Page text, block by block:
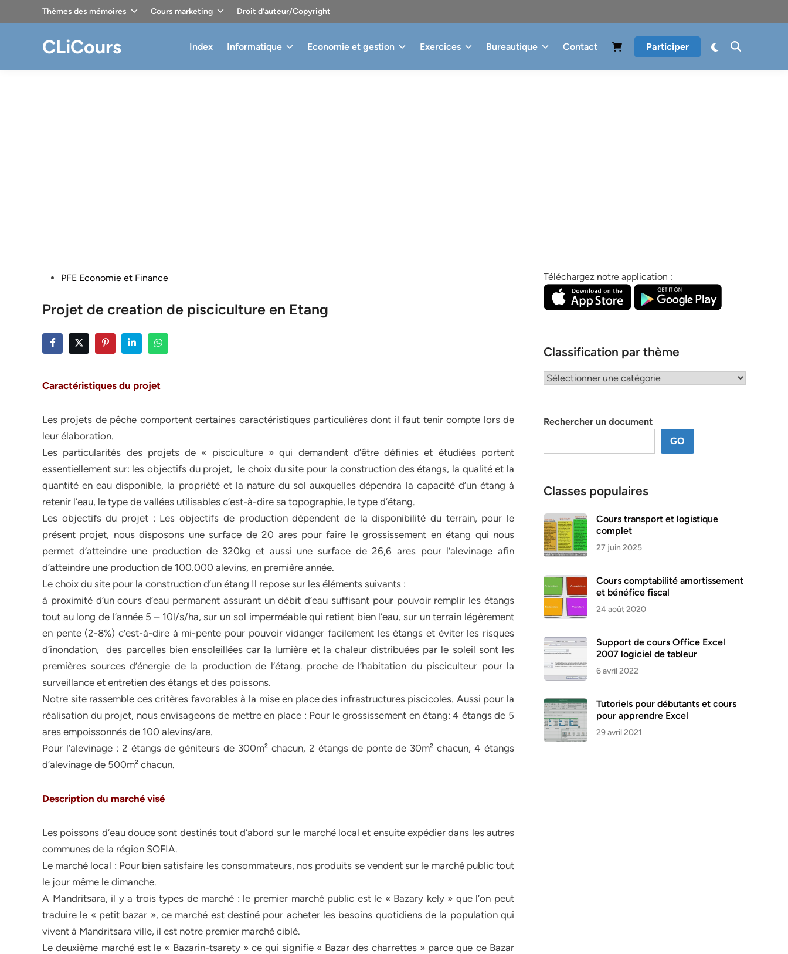
Thèmes des mémoires Cours marketing Droit d’auteur/Copyright
CLiCours Index Informatique Economie et gestion Exercices Bureautique Contact Participer
PostedPFE Economie et Finance
Projet de creation de pisciculture en Etang
Caractéristiques du projet
Les projets de pêche comportent certaines caractéristiques particulières dont il faut tenir compte lors de
leur élaboration.
Les particularités des projets de « pisciculture » qui demandent d’être définies et étudiées portent
essentiellement sur: les objectifs du projet, le choix du site pour la construction des étangs, la qualité et la
quantité en eau disponible, la propriété et la nature du sol auxquelles dépendra la capacité d’un étang à
retenir l’eau, le type de vallées utilisables c’est-à-dire sa topographie, le type d’étang.
Les objectifs du projet : Les objectifs de production dépendent de la disponibilité du terrain, pour le
présent projet, nous disposons une surface de 20 ares pour faire le grossissement en étang qui nous
permet d’atteindre une production de 320kg et aussi une surface de 26,6 ares pour l’alevinage afin
d’atteindre une production de 100.000 alevins, en première année.
Le choix du site pour la construction d’un étang Il repose sur les éléments suivants :
à proximité d’un cours d’eau permanent assurant un débit d’eau suffisant pour pouvoir remplir les étangs
tout au long de l’année 5 – 10l/s/ha, sur un sol imperméable qui retient bien l’eau, sur un terrain légèrement
en pente (2-8%) c’est-à-dire à mi-pente pour pouvoir vidanger facilement les étangs et éviter les risques
d’inondation, des parcelles bien ensoleillées car la lumière et la chaleur distribuées par le soleil sont les
premières sources d’énergie de la production de l’étang. proche de l’habitation du pisciculteur pour la
surveillance et entretien des étangs et des poissons.
Notre site rassemble ces critères favorables à la mise en place des infrastructures piscicoles. Aussi pour la
réalisation du projet, nous envisageons de mettre en place : Pour le grossissement en étang: 4 étangs de 5
ares empoissonnés de 100 alevins/are.
Pour l’alevinage : 2 étangs de géniteurs de 300m² chacun, 2 étangs de ponte de 30m² chacun, 4 étangs
d’alevinage de 500m² chacun.
Description du marché visé
Les poissons d’eau douce sont destinés tout d’abord sur le marché local et ensuite expédier dans les autres
communes de la région SOFIA.
Le marché local : Pour bien satisfaire les consommateurs, nos produits se vendent sur le marché public tout
le jour même le dimanche.
A Mandritsara, il y a trois types de marché : le premier marché public est le « Bazary kely » que l’on peut
traduire le « petit bazar », ce marché est destiné pour acheter les besoins quotidiens de la population qui
vivent à Mandritsara ville, il est notre premier marché ciblé.
Le deuxième marché est le « Bazarin-tsarety » ce qui signifie « Bazar des charrettes » parce que ce Bazar
Téléchargez notre application :
Classification par thème
Classification
Rechercher un document
GO
Classes populaires
Cours transport et logistique
complet
27 juin 2025
Cours comptabilité amortissement
et bénéfice fiscal
24 août 2020
Support de cours Office Excel
2007 logiciel de tableur
6 avril 2022
Tutoriels pour débutants et cours
pour apprendre Excel
29 avril 2021